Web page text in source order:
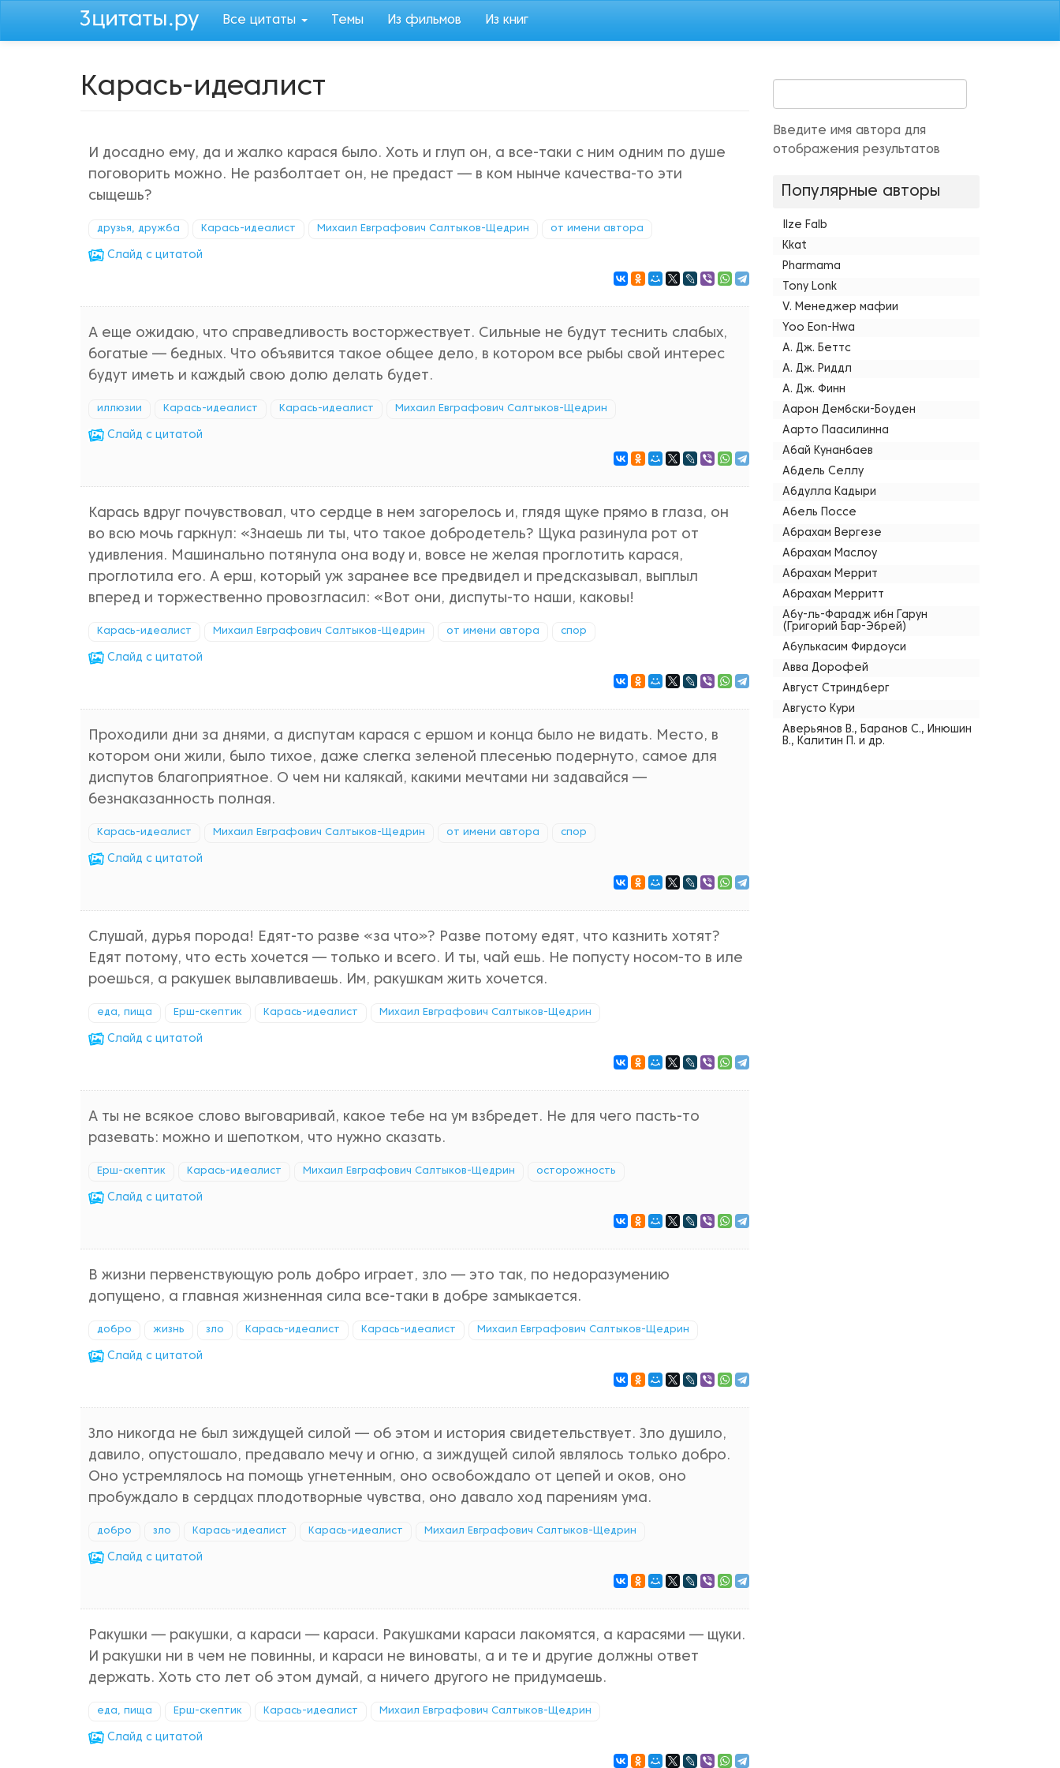
Все цитаты Темы Из фильмов Из книг
Карась-идеалист
И досадно ему, да и жалко карася было. Хоть и глуп он, а все-таки с ним одним по душе
поговорить можно. Не разболтает он, не предаст — в ком нынче качества-то эти
сыщешь?
друзья, дружба Карась-идеалист Михаил Евграфович Салтыков-Щедрин от имени автора
Cлайд с цитатой
А еще ожидаю, что справедливость восторжествует. Сильные не будут теснить слабых,
богатые — бедных. Что объявится такое общее дело, в котором все рыбы свой интерес
будут иметь и каждый свою долю делать будет.
иллюзии Карась-идеалист Карась-идеалист Михаил Евграфович Салтыков-Щедрин
Cлайд с цитатой
Карась вдруг почувствовал, что сердце в нем загорелось и, глядя щуке прямо в глаза, он
во всю мочь гаркнул: «Знаешь ли ты, что такое добродетель? Щука разинула рот от
удивления. Машинально потянула она воду и, вовсе не желая проглотить карася,
проглотила его. А ерш, который уж заранее все предвидел и предсказывал, выплыл
вперед и торжественно провозгласил: «Вот они, диспуты-то наши, каковы!
Карась-идеалист Михаил Евграфович Салтыков-Щедрин от имени автора спор
Cлайд с цитатой
Проходили дни за днями, а диспутам карася с ершом и конца было не видать. Место, в
котором они жили, было тихое, даже слегка зеленой плесенью подернуто, самое для
диспутов благоприятное. О чем ни калякай, какими мечтами ни задавайся —
безнаказанность полная.
Карась-идеалист Михаил Евграфович Салтыков-Щедрин от имени автора спор
Cлайд с цитатой
Слушай, дурья порода! Едят-то разве «за что»? Разве потому едят, что казнить хотят?
Едят потому, что есть хочется — только и всего. И ты, чай ешь. Не попусту носом-то в иле
роешься, а ракушек вылавливаешь. Им, ракушкам жить хочется.
еда, пища Ерш-скептик Карась-идеалист Михаил Евграфович Салтыков-Щедрин
Cлайд с цитатой
А ты не всякое слово выговаривай, какое тебе на ум взбредет. Не для чего пасть-то
разевать: можно и шепотком, что нужно сказать.
Ерш-скептик Карась-идеалист Михаил Евграфович Салтыков-Щедрин осторожность
Cлайд с цитатой
В жизни первенствующую роль добро играет, зло — это так, по недоразумению
допущено, а главная жизненная сила все-таки в добре замыкается.
добро жизнь зло Карась-идеалист Карась-идеалист Михаил Евграфович Салтыков-Щедрин
Cлайд с цитатой
Зло никогда не был зиждущей силой — об этом и история свидетельствует. Зло душило,
давило, опустошало, предавало мечу и огню, а зиждущей силой являлось только добро.
Оно устремлялось на помощь угнетенным, оно освобождало от цепей и оков, оно
пробуждало в сердцах плодотворные чувства, оно давало ход парениям ума.
добро зло Карась-идеалист Карась-идеалист Михаил Евграфович Салтыков-Щедрин
Cлайд с цитатой
Ракушки — ракушки, а караси — караси. Ракушками караси лакомятся, а карасями — щуки.
И ракушки ни в чем не повинны, и караси не виноваты, а и те и другие должны ответ
держать. Хоть сто лет об этом думай, а ничего другого не придумаешь.
еда, пища Ерш-скептик Карась-идеалист Михаил Евграфович Салтыков-Щедрин
Cлайд с цитатой
Введите имя автора для
отображения результатов
Популярные авторы
Ilze Falb
Kkat
Pharmama
Tony Lonk
V. Менеджер мафии
Yoo Eon-Hwa
А. Дж. Беттс
А. Дж. Риддл
А. Дж. Финн
Аарон Дембски-Боуден
Аарто Паасилинна
Абай Кунанбаев
Абдель Селлу
Абдулла Кадыри
Абель Поссе
Абрахам Вергезе
Абрахам Маслоу
Абрахам Меррит
Абрахам Мерритт
Абу-ль-Фарадж ибн Гарун
(Григорий Бар-Эбрей)
Абулькасим Фирдоуси
Авва Дорофей
Август Стриндберг
Августо Кури
Аверьянов В., Баранов С., Инюшин
В., Калитин П. и др.